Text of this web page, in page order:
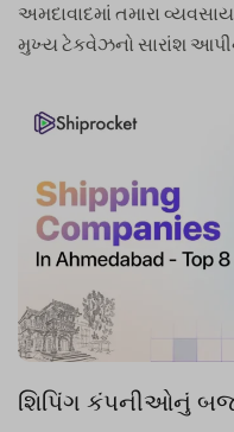
અમદાવાદમાં તમારા
મુખ્ય ટેકવેઝનો સારાંશ
શિપિંગ કંપનીઓનું